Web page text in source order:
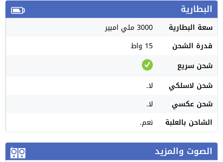
البطارية
سعة البطارية
3000 ملي امبير
قدرة الشحن
15 واط
شحن سريع
شحن لاسلكي
لا.
شحن عكسي
لا.
الشاحن بالعلبة
نعم.
الصوت والمزيد